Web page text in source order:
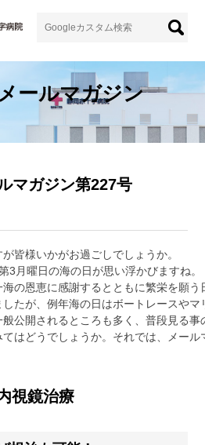
ールマガジン
マガジン第227号
皆様いかがお過ごしでしょうか。
3月曜日の海の日が思い浮かびますね。
の恩恵に感謝するとともに繁栄を願う
たが、例年海の日はボートレースや
般公開されるところも多く、普段見る
視鏡治療